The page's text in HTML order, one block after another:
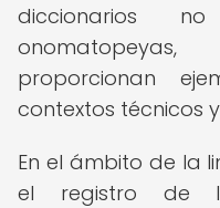
diccionarios
proporcionan
contextos técnicos
En el ámbito de la
el registro de